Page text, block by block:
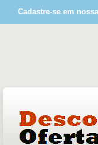
Cadastre-se em